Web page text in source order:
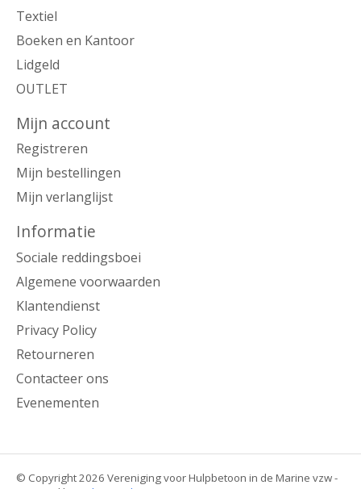
Textiel
Boeken en Kantoor
Lidgeld
OUTLET
Mijn account
Registreren
Mijn bestellingen
Mijn verlanglijst
Informatie
Sociale reddingsboei
Algemene voorwaarden
Klantendienst
Privacy Policy
Retourneren
Contacteer ons
Evenementen
© Copyright 2026 Vereniging voor Hulpbetoon in de Marine vzw -